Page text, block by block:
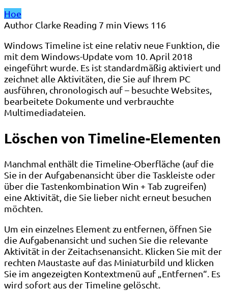
Hoe
Author Clarke Reading 7 min Views 116
Windows Timeline ist eine relativ neue Funktion, die
mit dem Windows-Update vom 10. April 2018
eingeführt wurde. Es ist standardmäßig aktiviert und
zeichnet alle Aktivitäten, die Sie auf Ihrem PC
ausführen, chronologisch auf – besuchte Websites,
bearbeitete Dokumente und verbrauchte
Multimediadateien.
Löschen von Timeline-Elementen
Manchmal enthält die Timeline-Oberfläche (auf die
Sie in der Aufgabenansicht über die Taskleiste oder
über die Tastenkombination Win + Tab zugreifen)
eine Aktivität, die Sie lieber nicht erneut besuchen
möchten.
Um ein einzelnes Element zu entfernen, öffnen Sie
die Aufgabenansicht und suchen Sie die relevante
Aktivität in der Zeitachsenansicht. Klicken Sie mit der
rechten Maustaste auf das Miniaturbild und klicken
Sie im angezeigten Kontextmenü auf „Entfernen“. Es
wird sofort aus der Timeline gelöscht.